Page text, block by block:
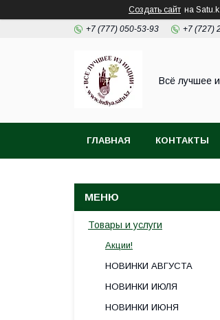
Создать сайт на
+7 (777) 050-53-93 +7 (727)
Всё лучшее
ГЛАВНАЯ КОНТАКТЫ
Товары и услуги
Акции!
НОВИНКИ АВГУСТА
НОВИНКИ ИЮЛЯ
НОВИНКИ ИЮНЯ